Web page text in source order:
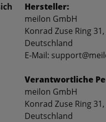
Hersteller:
meilon GmbH
Konrad Zuse Ring
Deutschland
E-Mail:
Verantwortliche
meilon GmbH
Konrad Zuse Ring
Deutschland